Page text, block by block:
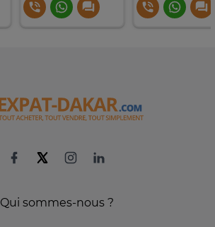
Qui sommes-nous ?